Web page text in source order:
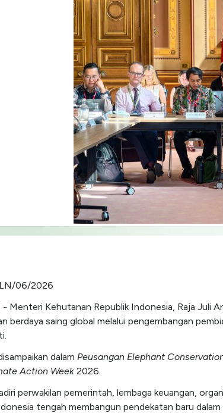
06/2026
Menteri Kehutanan Republik Indonesia, Raja Juli
berdaya saing global melalui pengembangan
dalam Peusangan Elephant
Action Week 2026.
perwakilan pemerintah, lembaga keuangan,
tengah membangun pendekatan baru